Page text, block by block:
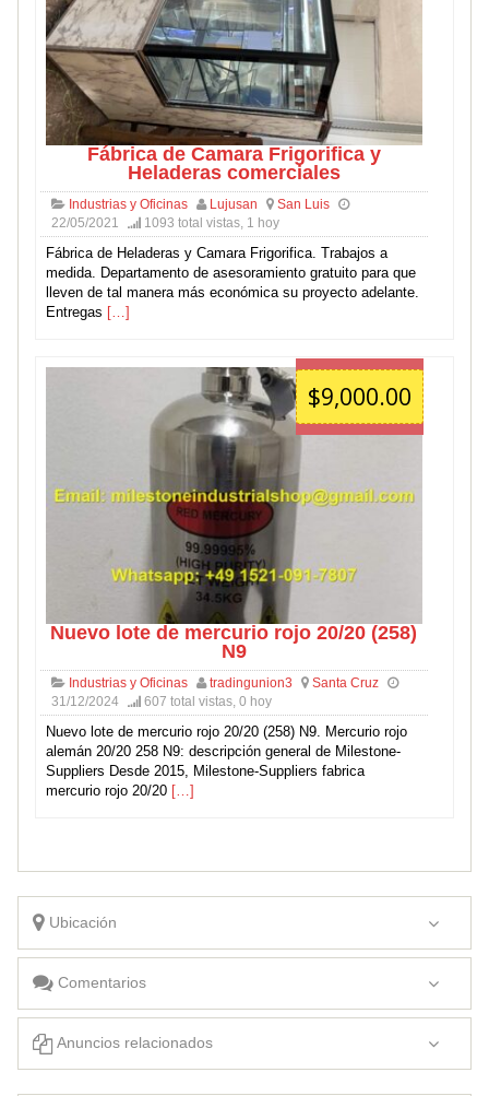
Fábrica de Camara Frigorifica y
Heladeras comerciales
Industrias y Oficinas Lujusan
San Luis
22/05/2021
1093 total vistas, 1 hoy
Fábrica de Heladeras y Camara Frigorifica. Trabajos a
medida. Departamento de asesoramiento gratuito para que
lleven de tal manera más económica su proyecto adelante.
Entregas […]
$9,000.00
Nuevo lote de mercurio rojo 20/20 (258)
N9
Industrias y Oficinas tradingunion3
Santa Cruz
31/12/2024
607 total vistas, 0 hoy
Nuevo lote de mercurio rojo 20/20 (258) N9. Mercurio rojo
alemán 20/20 258 N9: descripción general de Milestone-
Suppliers Desde 2015, Milestone-Suppliers fabrica
mercurio rojo 20/20 […]
Ubicación
Comentarios
Anuncios relacionados